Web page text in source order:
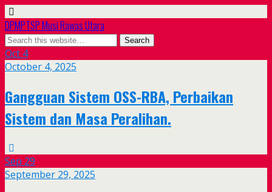
DPMPTSP Musi Rawas Utara
Oct 4
October 4, 2025
Gangguan Sistem OSS-RBA, Perbaikan
Sistem dan Masa Peralihan.
Sep 29
September 29, 2025